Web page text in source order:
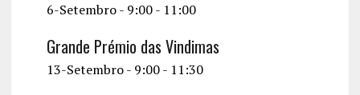
6-Setembro - 9:00- 11:00
Grande Prémio das Vindimas
13-Setembro - 9:00- 11:30